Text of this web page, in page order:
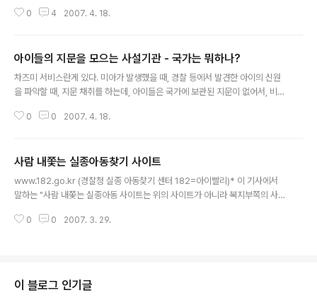
하는, 경찰청의 실종아동 신고센터(전화 182 : 아이빨리)는 http://182.go.kr
호가 되나? 퍼가는거? 아이고.. 길거리에서 전단 나눠주는 부모님들이 들으시면
땅을치고 통곡하실거다) 게시판에보면.. 이런 내용이 있다. 좋은일 하고 계시네
요. 그런데, 182.go.kr 과 비슷한 ..
0 4 2007. 4. 18.
아이들의 지문을 모으는 사설기관 - 국가는 뭐하나?
차즈미 서비스란게 있다. 미아가 발생했을 때, 경찰 등에서 발견한 아이의 신원
을 파악할 때, 지문 채취를 하는데, 아이들은 국가에 보관된 지문이 없어서, 비교
해 주고, 미아 발생시에 그걸 수사기관에 제공해 준다는 것이다. 데이콤은 200
록 이벤트 [디지털타임스 2004-02-11 11:57] http://news.naver.com/n
ews/read.php?mode=LSD&office_id=029&article_id=00000571
19&section_id=105&menu_id=10..
0 0 2007. 4. 18.
사람 내쫓는 실종아동찾기 사이트
www.182.go.kr (경찰청 실종 아동찾기 센터 182=아이빨리)* 이 기사에서
말하는 "사람 내쫓는 실종아동 사이트는 위의 사이트가 아니라 복지부쪽의 사이
제대로 찾아야 한다 (1) 사람 내쫓는 실종아동찾기 사이트Active-X 없이는 사
니다) - 한글로. [글 싣는 순서](1) 사람 내쫓는 실종아동찾기 사이트 (2) 효과
적인 실종 아동 찾기 시스템 제안 [읽어보세요]..
0 0 2007. 3. 29.
이 블로그 인기글